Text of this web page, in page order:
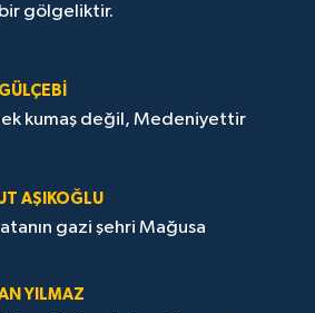
gölgeliktir.
kumaş değil, Medeniyettir
AŞIKOĞLU
gazi şehri Mağusa
YILMAZ